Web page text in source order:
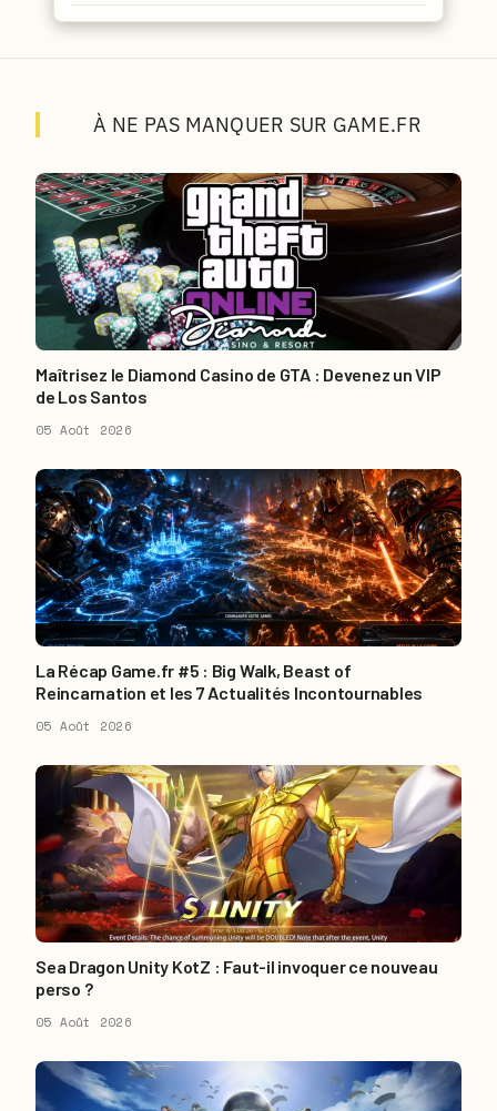
À NE PAS MANQUER SUR GAME.FR
Maîtrisez le Diamond Casino de GTA : Devenez un VIP
de Los Santos
05 Août 2026
La Récap Game.fr #5 : Big Walk, Beast of
Reincarnation et les 7 Actualités Incontournables
05 Août 2026
Sea Dragon Unity KotZ : Faut-il invoquer ce nouveau
perso ?
05 Août 2026